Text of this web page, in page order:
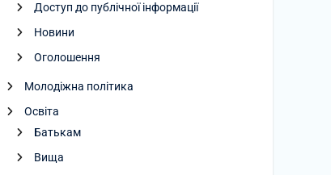
Доступ до публічної інформації
Новини
Оголошення
Молодіжна політика
Освіта
Батькам
Вища